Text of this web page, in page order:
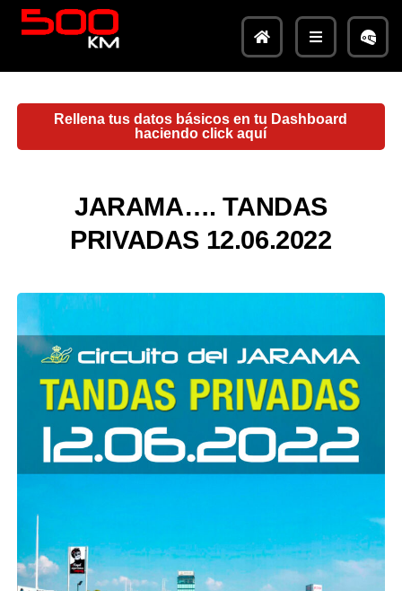
Rellena tus datos básicos en tu Dashboard
haciendo click aquí
JARAMA…. TANDAS
PRIVADAS 12.06.2022